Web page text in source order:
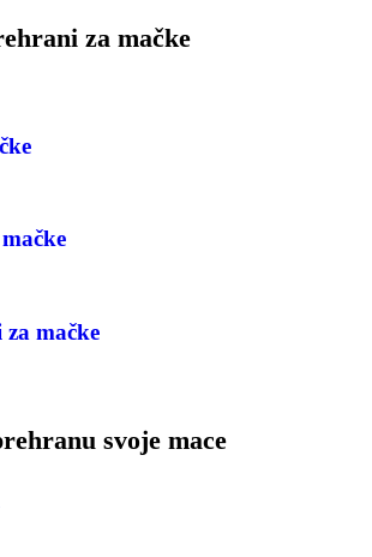
za mačke
za mačke
svoje mace